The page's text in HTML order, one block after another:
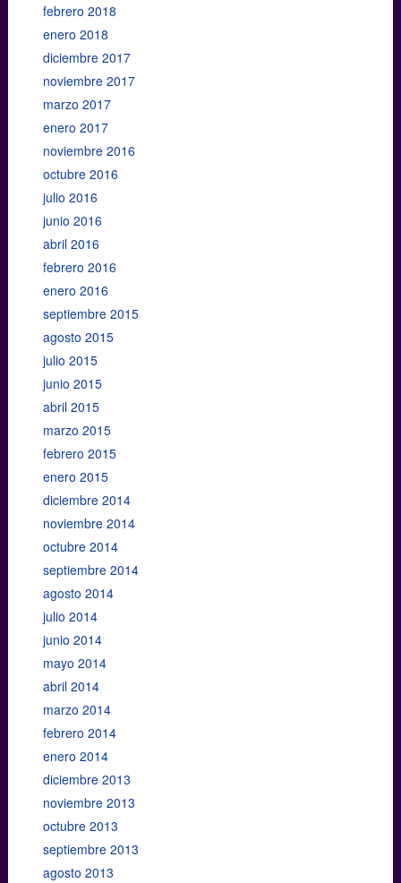
febrero 2018
enero 2018
diciembre 2017
noviembre 2017
marzo 2017
enero 2017
noviembre 2016
octubre 2016
julio 2016
junio 2016
abril 2016
febrero 2016
enero 2016
septiembre 2015
agosto 2015
julio 2015
junio 2015
abril 2015
marzo 2015
febrero 2015
enero 2015
diciembre 2014
noviembre 2014
octubre 2014
septiembre 2014
agosto 2014
julio 2014
junio 2014
mayo 2014
abril 2014
marzo 2014
febrero 2014
enero 2014
diciembre 2013
noviembre 2013
octubre 2013
septiembre 2013
agosto 2013